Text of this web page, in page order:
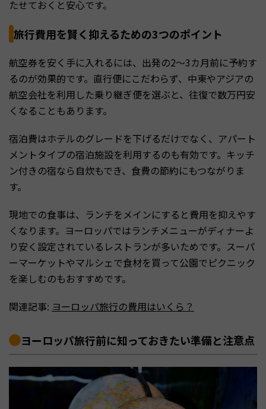
たせておくと安心です。
旅行費用を賢く抑えるための3つのポイント
航空券を安く手に入れるには、出発の2〜3カ月前に予約す
るのが効果的です。直行便にこだわらず、中東やアジアの
航空会社を利用した乗り継ぎ便を選ぶと、往復で数万円安
くなることもあります。
宿泊費はホテルのグレードを下げるだけでなく、アパート
メントタイプの宿泊施設を利用するのも有効です。キッチ
ン付きの宿なら自炊もでき、食費の節約にもつながりま
す。
現地での食事は、ランチをメインにすると費用を抑えやす
くなります。ヨーロッパではランチメニューがディナーよ
り安く設定されているレストランが多いためです。スーパ
ーマーケットやマルシェで食材を買って公園でピクニック
を楽しむのもおすすめです。
関連記事: ヨーロッパ旅行の費用はいくら？
ヨーロッパ旅行前に知っておきたい準備と注意点